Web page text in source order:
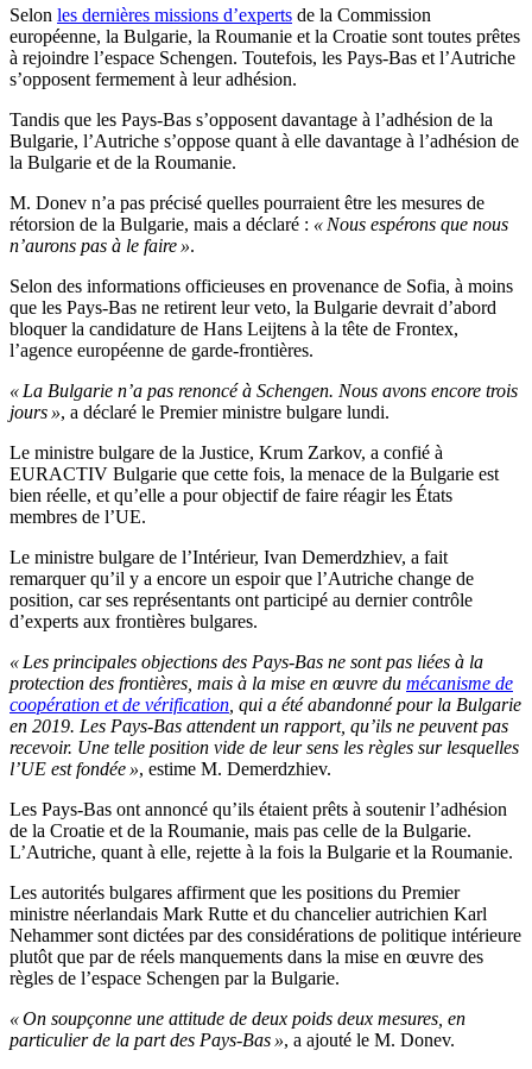
Selon les dernières missions d’experts de la Commission
européenne, la Bulgarie, la Roumanie et la Croatie sont toutes prêtes
à rejoindre l’espace Schengen. Toutefois, les Pays-Bas et l’Autriche
s’opposent fermement à leur adhésion.
Tandis que les Pays-Bas s’opposent davantage à l’adhésion de la
Bulgarie, l’Autriche s’oppose quant à elle davantage à l’adhésion de
la Bulgarie et de la Roumanie.
M. Donev n’a pas précisé quelles pourraient être les mesures de
rétorsion de la Bulgarie, mais a déclaré : « Nous espérons que nous
n’aurons pas à le faire ».
Selon des informations officieuses en provenance de Sofia, à moins
que les Pays-Bas ne retirent leur veto, la Bulgarie devrait d’abord
bloquer la candidature de Hans Leijtens à la tête de Frontex,
l’agence européenne de garde-frontières.
« La Bulgarie n’a pas renoncé à Schengen. Nous avons encore trois
jours », a déclaré le Premier ministre bulgare lundi.
Le ministre bulgare de la Justice, Krum Zarkov, a confié à
EURACTIV Bulgarie que cette fois, la menace de la Bulgarie est
bien réelle, et qu’elle a pour objectif de faire réagir les États
membres de l’UE.
Le ministre bulgare de l’Intérieur, Ivan Demerdzhiev, a fait
remarquer qu’il y a encore un espoir que l’Autriche change de
position, car ses représentants ont participé au dernier contrôle
d’experts aux frontières bulgares.
« Les principales objections des Pays-Bas ne sont pas liées à la
protection des frontières, mais à la mise en œuvre du mécanisme de
coopération et de vérification , qui a été abandonné pour la Bulgarie
en 2019. Les Pays-Bas attendent un rapport, qu’ils ne peuvent pas
recevoir. Une telle position vide de leur sens les règles sur lesquelles
l’UE est fondée », estime M. Demerdzhiev.
Les Pays-Bas ont annoncé qu’ils étaient prêts à soutenir l’adhésion
de la Croatie et de la Roumanie, mais pas celle de la Bulgarie.
L’Autriche, quant à elle, rejette à la fois la Bulgarie et la Roumanie.
Les autorités bulgares affirment que les positions du Premier
ministre néerlandais Mark Rutte et du chancelier autrichien Karl
Nehammer sont dictées par des considérations de politique intérieure
plutôt que par de réels manquements dans la mise en œuvre des
règles de l’espace Schengen par la Bulgarie.
« On soupçonne une attitude de deux poids deux mesures, en
particulier de la part des Pays-Bas », a ajouté le M. Donev.